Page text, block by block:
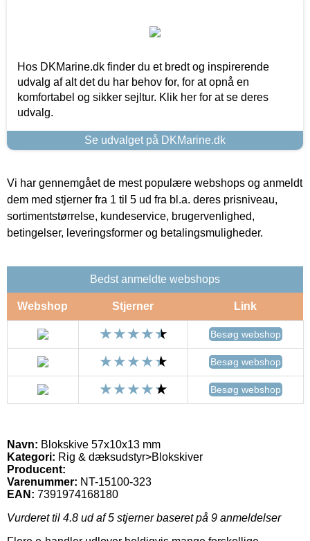
Hos DKMarine.dk finder du et bredt og inspirerende
udvalg af alt det du har behov for, for at opnå en
komfortabel og sikker sejltur. Klik her for at se deres
udvalg.
Se udvalget på DKMarine.dk
Vi har gennemgået de mest populære webshops og anmeldt
dem med stjerner fra 1 til 5 ud fra bl.a. deres prisniveau,
sortimentstørrelse, kundeservice, brugervenlighed,
betingelser, leveringsformer og betalingsmuligheder.
Bedst anmeldte webshops
Webshop Stjerner Link
Besøg webshop
Besøg webshop
Besøg webshop
Navn: Blokskive 57x10x13 mm
Kategori: Rig & dæksudstyr>Blokskiver
Producent:
Varenummer: NT-15100-323
EAN: 7391974168180
Vurderet til 4.8 ud af 5 stjerner baseret på 9 anmeldelser